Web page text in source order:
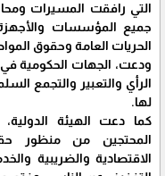
التي رافقت المسيرات
جميع المؤسسات
الحريات العامة وحقوق
ودعت، الجهات الحكومية في
الرأي والتعبير والتجمع
لها.
كما دعت الهيئة
المحتجين من منظور
الاقتصادية والضريبية